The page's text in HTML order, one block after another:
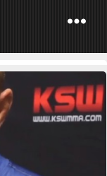
Wrzosek po